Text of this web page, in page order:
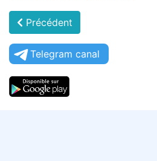
Précédent
Telegram canal